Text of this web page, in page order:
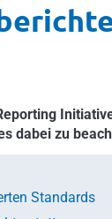
dabei zu
Standards